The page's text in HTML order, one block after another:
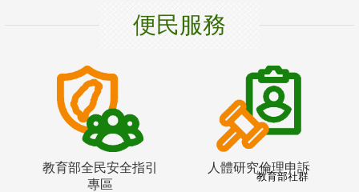
便民服務
教育部全民安全指引
專區
人體研究倫理申訴
教育部社群